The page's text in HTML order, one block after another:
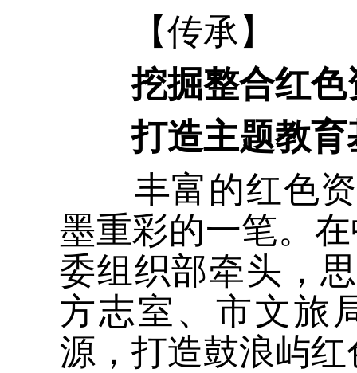
【传承】
挖掘整合红色
打造主题教育
丰富的红色资
墨重彩的一笔。
委组织部牵头，
方志室、市文旅
源，打造鼓浪屿